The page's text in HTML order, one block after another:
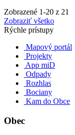
Zobrazené 1-20 z 21
Zobraziť všetko
Rýchle prístupy
Mapový portál
Projekty
App miD
Odpady
Rozhlas
Bociany
Kam do Obce
Obec